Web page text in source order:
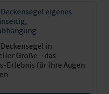
eigenes
in
Größe – das
Erlebnis für Ihre Augen